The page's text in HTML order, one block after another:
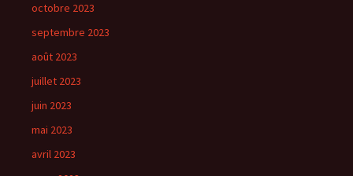
octobre 2023
septembre 2023
août 2023
juillet 2023
juin 2023
mai 2023
avril 2023